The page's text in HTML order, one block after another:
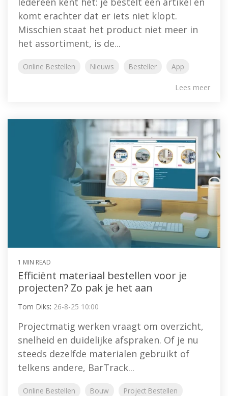
komt erachter dat er iets niet klopt.
Misschien staat het product niet meer in
het assortiment, is de...
Online Bestellen Nieuws Besteller App
Lees meer
1 MIN READ
Efficiënt materiaal bestellen voor je
projecten? Zo pak je het aan
Tom Diks: 26-8-25 10:00
Projectmatig werken vraagt om overzicht,
snelheid en duidelijke afspraken. Of je nu
steeds dezelfde materialen gebruikt of
telkens andere, BarTrack...
Online Bestellen Bouw
Project Bestellen